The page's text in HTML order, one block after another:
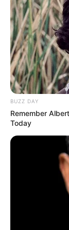
Menceritakan
Bong), ia berasal
pembantu di
Joko tidak
menjadi bahan
BUZZ DAY
Remember
Today